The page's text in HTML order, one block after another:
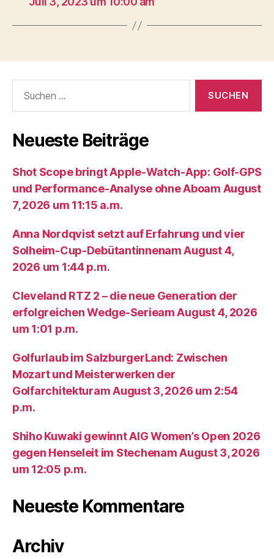
nach:
Neueste Beiträge
Shot Scope bringt Apple-Watch-App: Golf-GPS
und Performance-Analyse ohne Aboam August
7, 2026 um 11:15 a.m.
Anna Nordqvist setzt auf Erfahrung und vier
Solheim-Cup-Debütantinnenam August 4,
2026 um 1:44 p.m.
Cleveland RTZ 2 – die neue Generation der
erfolgreichen Wedge-Serieam August 4, 2026
um 1:01 p.m.
Golfurlaub im SalzburgerLand: Zwischen
Mozart und Meisterwerken der
Golfarchitekturam August 3, 2026 um 2:54
p.m.
Shiho Kuwaki gewinnt AIG Women’s Open 2026
gegen Henseleit im Stechenam August 3, 2026
um 12:05 p.m.
Neueste Kommentare
Archiv